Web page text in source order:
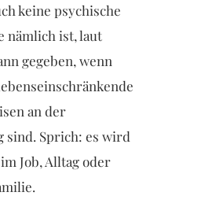
keine psychische
nämlich ist, laut
gegeben, wenn
an der
sind. Sprich: es wird
Job, Alltag oder